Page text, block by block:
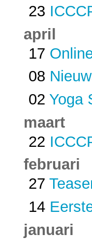
23
april
17
08
02 Yoga
maart
22
februari
27
14
januari